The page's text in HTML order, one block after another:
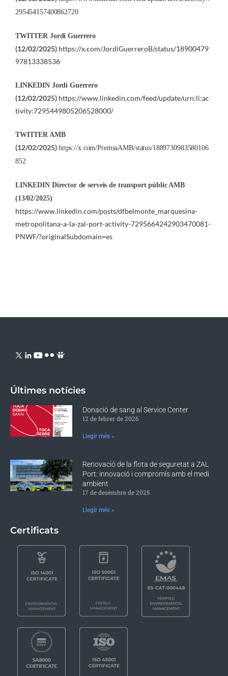
295454157400862720
TWITTER Jordi Guerrero
(12/02/2025) https://x.com/JordiGuerreroB/status/18900479
97813338536
LINKEDIN Jordi Guerrero
(12/02/2025) https://www.linkedin.com/feed/update/urn:li:ac
tivity:7295449805206528000/
TWITTER AMB
(12/02/2025) https://x.com/PremsaAMB/status/1889730983580106
852
LINKEDIN Director de serveis de transport públic AMB
(13/02/2025)
https://www.linkedin.com/posts/dfbelmonte_marquesina-
metropolitana-a-la-zal-port-activity-7295664242903470081-
PNWF/?originalSubdomain=es
Últimes notícies
Donació de sang al Service Center
12 de febrer de 2026
Llegir més »
Renovació de la flota de seguretat a ZAL
Port: innovació i compromís amb el medi
ambient
17 de desembre de 2025
Llegir més »
Certificats